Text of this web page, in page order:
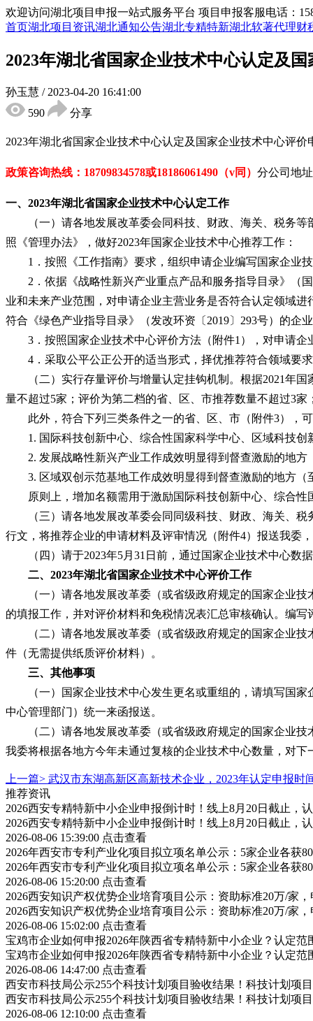
欢迎访问湖北项目申报一站式服务平台 项目申报客服电话：
首页湖北项目资讯湖北通知公告湖北专精特新湖北软著代理财
2023年湖北省国家企业技术中心认定及
孙玉慧 / 2023-04-20 16:41:00
590
分享
2023年湖北省国家企业技术中心认定及国家企业技术中心评价
政策咨询热线： 18709834578或18186061490 （v同） 分公司地
一、 2023年湖北省国家企业技术中心认定工作
（一）请各地发展改革委会同科技、财政、海关、税务等
照《管理办法》，做好2023年国家企业技术中心推荐工作：
1．按照《工作指南》要求，组织申请企业编写国家企业
2．依据《战略性新兴产业重点产品和服务指导目录》（国
业和未来产业范围，对申请企业主营业务是否符合认定领域
符合《绿色产业指导目录》（发改环资〔2019〕293号）的企
3．按照国家企业技术中心评价方法（附件1），对申请企
4．采取公平公正公开的适当形式，择优推荐符合领域要求
（二）实行存量评价与增量认定挂钩机制。根据2021年国
量不超过5家；评价为第二档的省、区、市推荐数量不超过3
此外，符合下列三类条件之一的省、区、市（附件3），可
1. 国际科技创新中心、综合性国家科学中心、区域科技创
2. 发展战略性新兴产业工作成效明显得到督查激励的地方
3. 区域双创示范基地工作成效明显得到督查激励的地方（
原则上，增加名额需用于激励国际科技创新中心、综合性
（三）请各地发展改革委会同同级科技、财政、海关、税
行文，将推荐企业的申请材料及评审情况（附件4）报送我委
（四）请于2023年5月31日前，通过国家企业技术中心数
二、 2023年湖北省国家企业技术中心评价工作
（一）请各地发展改革委（或省级政府规定的国家企业技
的填报工作，并对评价材料和免税情况表汇总审核确认。编
（二）请各地发展改革委（或省级政府规定的国家企业技
件（无需提供纸质评价材料）。
三、其他事项
（一）国家企业技术中心发生更名或重组的，请填写国家
中心管理部门）统一来函报送。
（二）请各地发展改革委（或省级政府规定的国家企业技
我委将根据各地方今年未通过复核的企业技术中心数量，对
上一篇> 武汉市东湖高新区高新技术企业，2023年认定申报时
推荐资讯
2026西安专精特新中小企业申报倒计时！线上8月20日截止，
2026西安专精特新中小企业申报倒计时！线上8月20日截止，
2026-08-06 15:39:00 点击查看
2026年西安市专利产业化项目拟立项名单公示：5家企业各获
2026年西安市专利产业化项目拟立项名单公示：5家企业各获
2026-08-06 15:20:00 点击查看
2026西安知识产权优势企业培育项目公示：资助标准20万/家
2026西安知识产权优势企业培育项目公示：资助标准20万/家
2026-08-06 15:02:00 点击查看
宝鸡市企业如何申报2026年陕西省专精特新中小企业？认定
宝鸡市企业如何申报2026年陕西省专精特新中小企业？认定
2026-08-06 14:47:00 点击查看
西安市科技局公示255个科技计划项目验收结果！科技计划项
西安市科技局公示255个科技计划项目验收结果！科技计划项
2026-08-06 12:10:00 点击查看